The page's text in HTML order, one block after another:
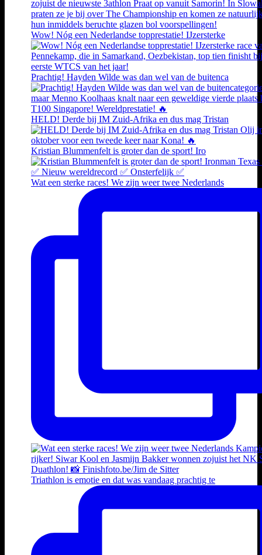
Wow! Nóg een Nederlandse topprestatie! IJzersterke
Prachtig! Hayden Wilde was dan wel van de buitenca
HELD! Derde bij IM Zuid-Afrika en dus mag Tristan
Kristian Blummenfelt is groter dan de sport! Iro
Wat een sterke races! We zijn weer twee Nederlands
Triathlon is emotie en dat was vandaag prachtig te